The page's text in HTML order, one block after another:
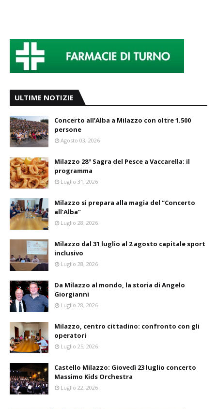
ULTIME NOTIZIE
Concerto all’Alba a Milazzo con oltre 1.500
persone
Agosto 03, 2026
Milazzo 28ª Sagra del Pesce a Vaccarella: il
programma
Luglio 31, 2026
Milazzo si prepara alla magia del “Concerto
all’Alba”
Luglio 28, 2026
Milazzo dal 31 luglio al 2 agosto capitale sport
inclusivo
Luglio 28, 2026
Da Milazzo al mondo, la storia di Angelo
Giorgianni
Luglio 28, 2026
Milazzo, centro cittadino: confronto con gli
operatori
Luglio 25, 2026
Castello Milazzo: Giovedì 23 luglio concerto
Massimo Kids Orchestra
Luglio 22, 2026